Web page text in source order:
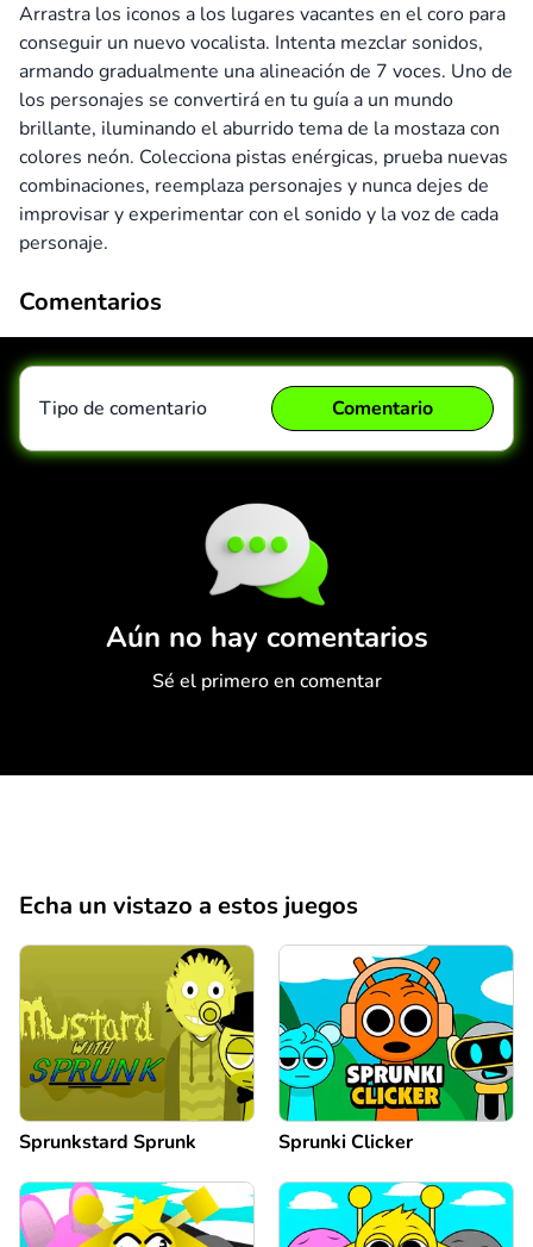
Arrastra los iconos a los lugares vacantes en el coro para
conseguir un nuevo vocalista. Intenta mezclar sonidos,
armando gradualmente una alineación de 7 voces. Uno de
los personajes se convertirá en tu guía a un mundo
brillante, iluminando el aburrido tema de la mostaza con
colores neón. Colecciona pistas enérgicas, prueba nuevas
combinaciones, reemplaza personajes y nunca dejes de
improvisar y experimentar con el sonido y la voz de cada
personaje.
Comentarios
Aún no hay comentarios
Sé el primero en comentar
Tipo de comentario Comentario
Echa un vistazo a estos juegos
Sprunkstard Sprunk Sprunki Clicker